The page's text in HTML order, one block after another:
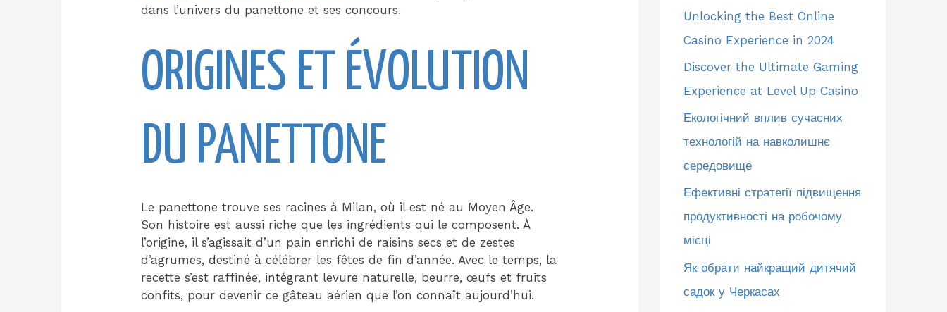
dans l’univers du panettone et ses concours.
ORIGINES ET ÉVOLUTION
DU PANETTONE
Le panettone trouve ses racines à Milan, où il est né au Moyen Âge.
Son histoire est aussi riche que les ingrédients qui le composent. À
l’origine, il s’agissait d’un pain enrichi de raisins secs et de zestes
d’agrumes, destiné à célébrer les fêtes de fin d’année. Avec le temps, la
recette s’est raffinée, intégrant levure naturelle, beurre, œufs et fruits
confits, pour devenir ce gâteau aérien que l’on connaît aujourd’hui.
Unlocking the Best Online
Casino Experience in 2024
Discover the Ultimate Gaming
Experience at Level Up Casino
Екологічний вплив сучасних
технологій на навколишнє
середовище
Ефективні стратегії підвищення
продуктивності на робочому
місці
Як обрати найкращий дитячий
садок у Черкасах